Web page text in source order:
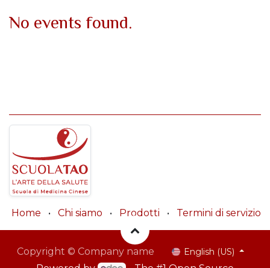
No events found.
Home • Chi siamo • Prodotti • Termini di servizio
Copyright © Company name English (US)